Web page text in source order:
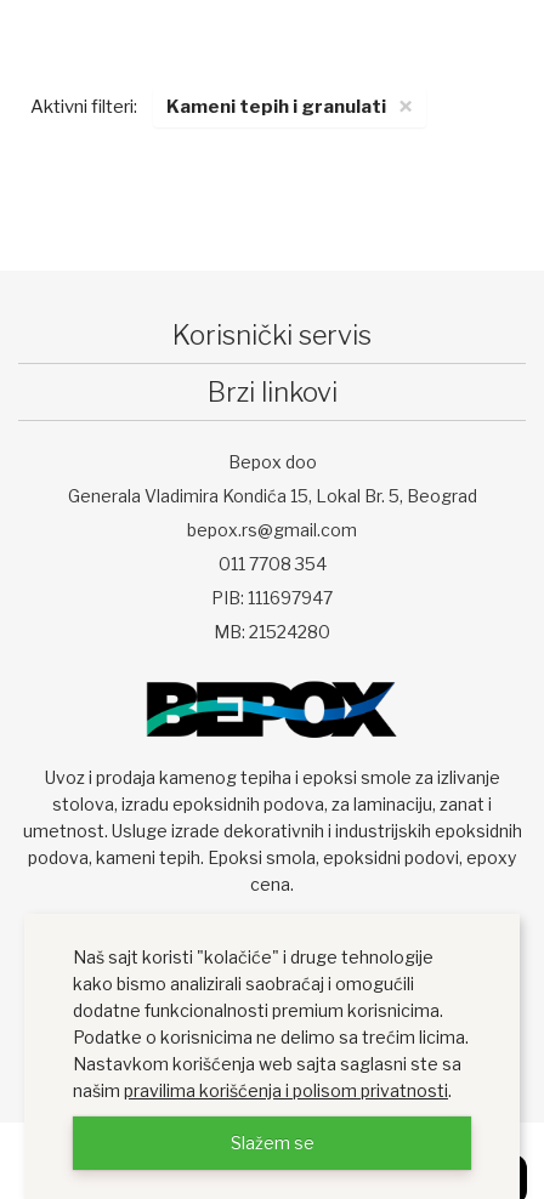
Filteri
Aktivni filteri: ×
Kameni tepih i granulati
Korisnički servis
Brzi linkovi
Bepox doo
Generala Vladimira Kondića 15, Lokal Br. 5, Beograd
bepox.rs@gmail.com
011 7708 354
PIB: 111697947
MB: 21524280
Uvoz i prodaja kamenog tepiha i epoksi smole za izlivanje
stolova, izradu epoksidnih podova, za laminaciju, zanat i
umetnost. Usluge izrade dekorativnih i industrijskih epoksidnih
podova, kameni tepih. Epoksi smola, epoksidni podovi, epoxy
cena.
Naš sajt koristi "kolačiće" i druge tehnologije
kako bismo analizirali saobraćaj i omogućili
dodatne funkcionalnosti premium korisnicima.
Podatke o korisnicima ne delimo sa trećim licima.
Nastavkom korišćenja web sajta saglasni ste sa
našim pravilima korišćenja i polisom privatnosti.
Slažem se